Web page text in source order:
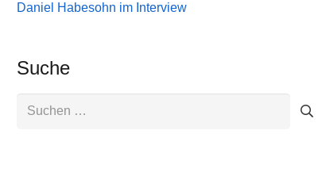
Daniel Habesohn im Interview
Suche
Suchen